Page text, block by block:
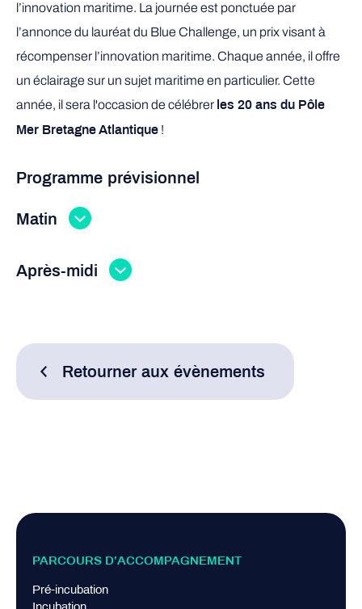
l’innovation maritime. La journée est ponctuée par
l’annonce du lauréat du Blue Challenge, un prix visant à
récompenser l’innovation maritime. Chaque année, il offre
un éclairage sur un sujet maritime en particulier. Cette
année, il sera l'occasion de célébrer les 20 ans du Pôle
Mer Bretagne Atlantique !
Programme prévisionnel
Matin
Après-midi
Retourner aux évènements
PARCOURS D’ACCOMPAGNEMENT
Pré-incubation